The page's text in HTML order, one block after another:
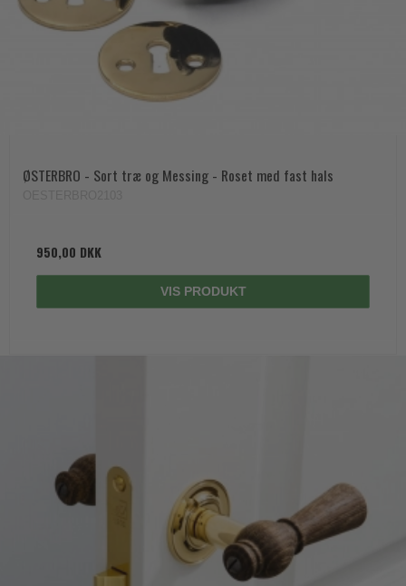
ØSTERBRO - Sort træ og Messing - Roset med fast hals
950,00 DKK
VIS PRODUKT